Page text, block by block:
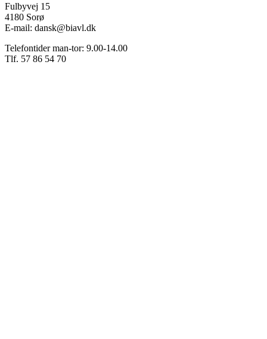
Fulbyvej 15
4180 Sorø
E-mail: dansk@biavl.dk
Telefontider man-tor: 9.00-14.00
Tlf. 57 86 54 70